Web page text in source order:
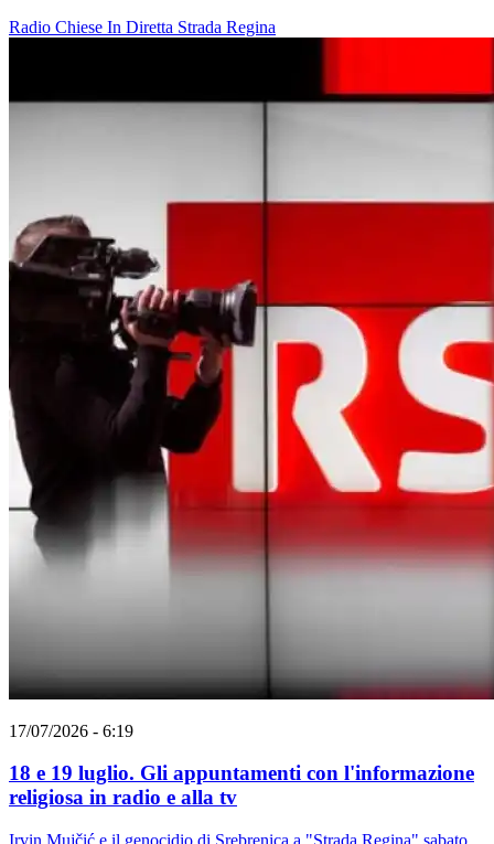
Radio Chiese In Diretta Strada Regina
17/07/2026 - 6:19
18 e 19 luglio. Gli appuntamenti con l'informazione
religiosa in radio e alla tv